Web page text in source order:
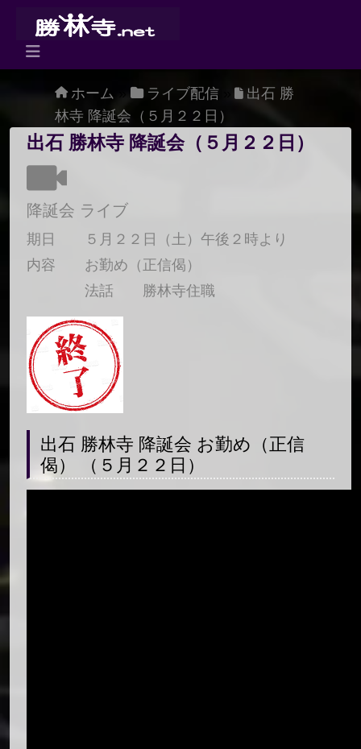
Skip to content
Main
Navigation
ホーム ライブ配信
出石 勝
林寺 降誕会（５月２２日）
出石 勝林寺 降誕会（５月２２日）
降誕会 ライブ
期日 ５月２２日（土）午後２時より
内容 お勤め（正信偈）
法話 勝林寺住職
出石 勝林寺 降誕会 お勤め（正信
偈） （５月２２日）